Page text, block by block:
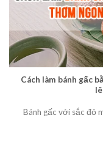
Cách làm bánh gấc
Bánh gấc với sắc đỏ